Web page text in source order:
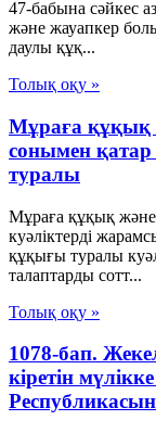
47-бабына сәйкес
және жауапкер
даулы құқ...
Толық оқу »
Мұраға құқық
сонымен қатар
туралы
Мұраға құқық және
куәліктерді
құқығы туралы
талаптарды сотт...
Толық оқу »
1078-бап.
кiретiн